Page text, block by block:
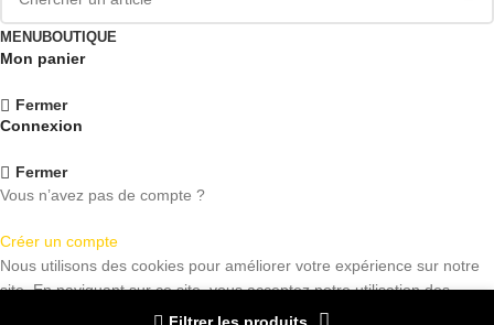
Filtrer les produits
MENUBOUTIQUE
Mon panier
Fermer
Connexion
Fermer
Vous n’avez pas de compte ?
Créer un compte
Nous utilisons des cookies pour améliorer votre expérience sur notre
site. En naviguant sur ce site, vous acceptez notre utilisation des